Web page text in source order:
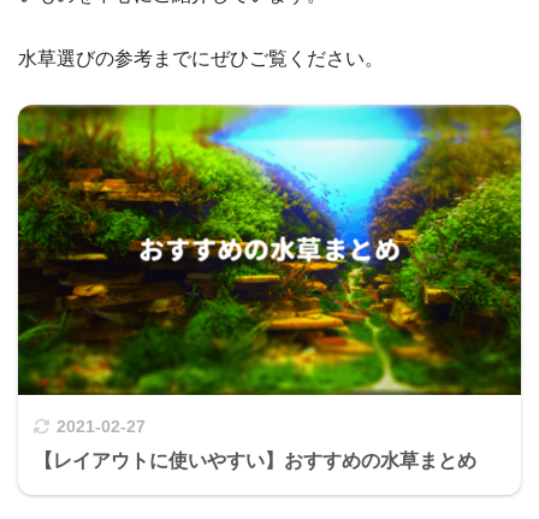
水草選びの参考までにぜひご覧ください。
2021-02-27
【レイアウトに使いやすい】おすすめの水草まとめ